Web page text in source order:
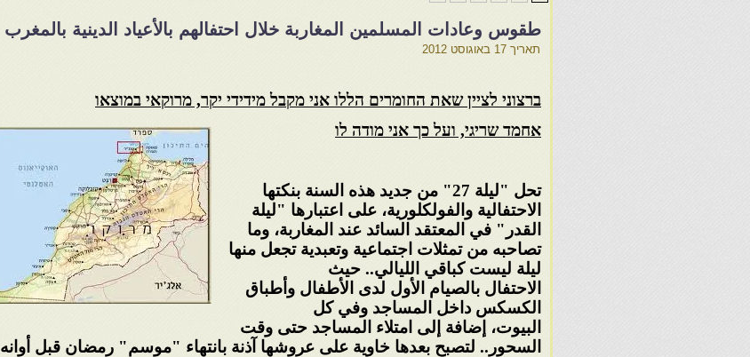
طقوس وعادات المسلمين المغاربة خلال احتفالهم بالأعياد الدينية بالمغرب
תאריך 17 באוגוסט 2012
ברצוני לציין שאת החומרים הללו אני מקבל מידידי יקר, מרוקאי במוצאו
אחמד שריגי, ועל כך אני מודה לו
تحل "ليلة 27" من جديد هذه السنة بنكتها
الاحتفالية والفولكلورية، على اعتبارها "ليلة
القدر" في المعتقد السائد عند المغاربة، وما
تصاحبه من تمثلات اجتماعية وتعبدية تجعل منها
ليلة ليست كباقي الليالي.. حيث
الاحتفال بالصيام الأول لدى الأطفال وأطباق
الكسكس داخل المساجد وفي كل
البيوت، إضافة إلى امتلاء المساجد حتى وقت
السحور.. لتصبح بعدها خاوية على عروشها آذنة بانتهاء "موسم" رمضان قبل أوانه